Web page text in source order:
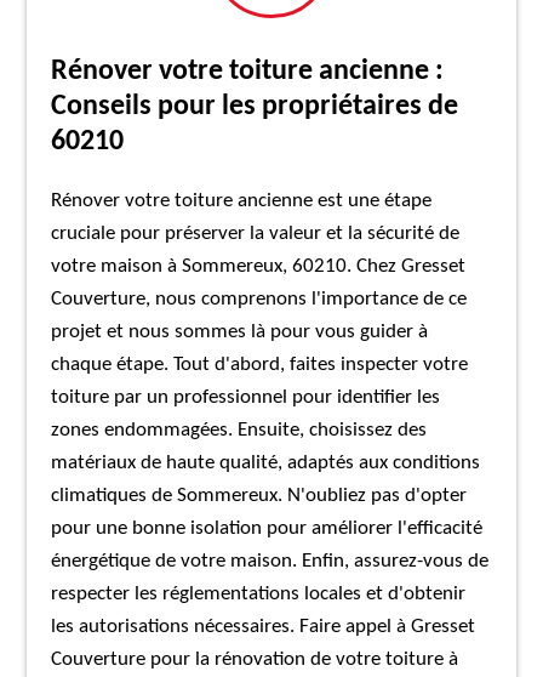
Rénover votre toiture ancienne :
Conseils pour les propriétaires de
60210
Rénover votre toiture ancienne est une étape
cruciale pour préserver la valeur et la sécurité de
votre maison à Sommereux, 60210. Chez Gresset
Couverture, nous comprenons l'importance de ce
projet et nous sommes là pour vous guider à
chaque étape. Tout d'abord, faites inspecter votre
toiture par un professionnel pour identifier les
zones endommagées. Ensuite, choisissez des
matériaux de haute qualité, adaptés aux conditions
climatiques de Sommereux. N'oubliez pas d'opter
pour une bonne isolation pour améliorer l'efficacité
énergétique de votre maison. Enfin, assurez-vous de
respecter les réglementations locales et d'obtenir
les autorisations nécessaires. Faire appel à Gresset
Couverture pour la rénovation de votre toiture à